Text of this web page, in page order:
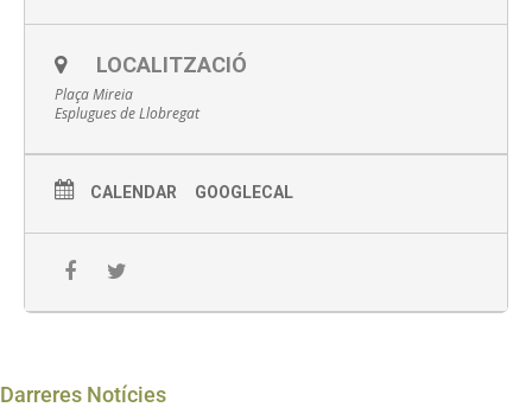
Vine i descobreix tota la història de Sant Pere Màrtir!
Inscripció online aquí
Activitat gratuïta prèvia inscripció
2 hores de durada aprox.
Recomanem portar calçat còmode i aigua
LOCALITZACIÓ
Plaça Mireia
Esplugues de Llobregat
CALENDAR GOOGLECAL
Darreres Notícies